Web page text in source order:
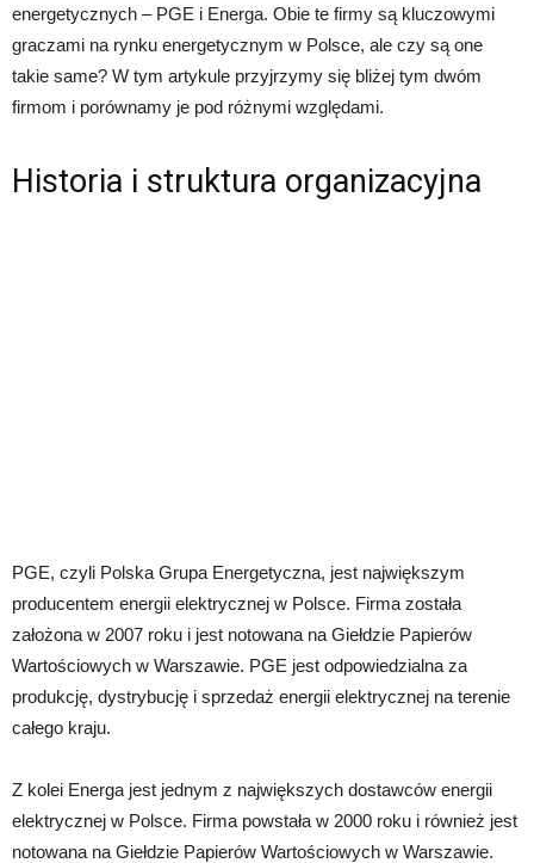
energetycznych – PGE i Energa. Obie te firmy są kluczowymi
graczami na rynku energetycznym w Polsce, ale czy są one
takie same? W tym artykule przyjrzymy się bliżej tym dwóm
firmom i porównamy je pod różnymi względami.
Historia i struktura organizacyjna
PGE, czyli Polska Grupa Energetyczna, jest największym
producentem energii elektrycznej w Polsce. Firma została
założona w 2007 roku i jest notowana na Giełdzie Papierów
Wartościowych w Warszawie. PGE jest odpowiedzialna za
produkcję, dystrybucję i sprzedaż energii elektrycznej na terenie
całego kraju.
Z kolei Energa jest jednym z największych dostawców energii
elektrycznej w Polsce. Firma powstała w 2000 roku i również jest
notowana na Giełdzie Papierów Wartościowych w Warszawie.